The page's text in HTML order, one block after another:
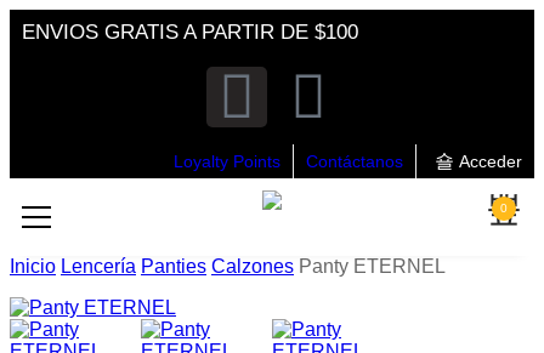
ENVIOS GRATIS A PARTIR DE $100
Loyalty Points Contáctanos Acceder
0
Inicio Lencería Panties Calzones Panty ETERNEL